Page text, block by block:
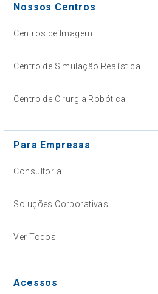
Nossos Centros
Centros de Imagem
Centro de Simulação Realística
Centro de Cirurgia Robótica
Para Empresas
Consultoria
Soluções Corporativas
Ver Todos
Acessos